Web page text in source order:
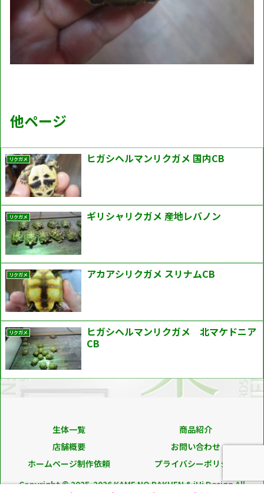
他ページ
リクガメ ヒガシヘルマンリクガメ 国内CB
リクガメ ギリシャリクガメ 産地レバノン
リクガメ アカアシリクガメ スリナムCB
リクガメ
ヒガシヘルマンリクガメ 北マケドニア
CB
生体一覧
商品紹介
店舗概要
お問い合わせ
ホームページ制作依頼
プライバシーポリシー
Copyright © 2025-2026 KAME NO RAKUEN & iHi Design All